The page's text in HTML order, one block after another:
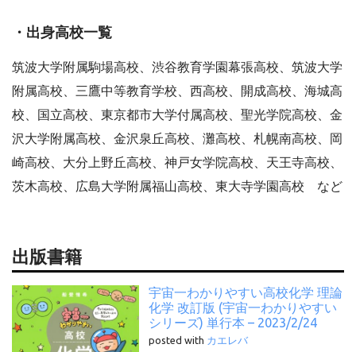
・出身高校一覧
筑波大学附属駒場高校、渋谷教育学園幕張高校、筑波大学
附属高校、三鷹中等教育学校、西高校、開成高校、海城高
校、国立高校、東京都市大学付属高校、聖光学院高校、金
沢大学附属高校、金沢泉丘高校、灘高校、札幌南高校、岡
崎高校、大分上野丘高校、神戸女学院高校、天王寺高校、
茨木高校、広島大学附属福山高校、東大寺学園高校 など
出版書籍
宇宙一わかりやすい高校化学 理論
化学 改訂版 (宇宙一わかりやすい
シリーズ) 単行本 – 2023/2/24
posted with カエレバ